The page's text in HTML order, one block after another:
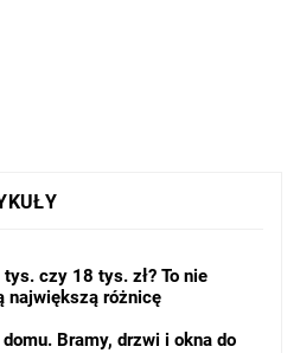
czy 18 tys. zł? To nie
największą różnicę
Bramy, drzwi i okna do